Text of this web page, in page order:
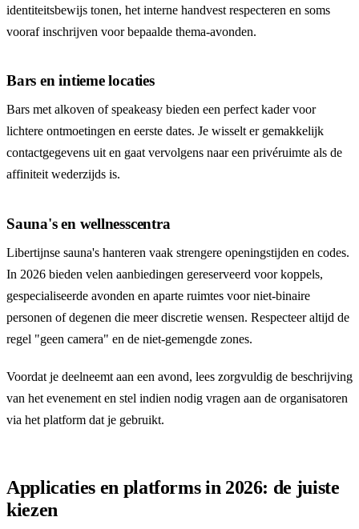
identiteitsbewijs tonen, het interne handvest respecteren en soms
vooraf inschrijven voor bepaalde thema-avonden.
Bars en intieme locaties
Bars met alkoven of speakeasy bieden een perfect kader voor
lichtere ontmoetingen en eerste dates. Je wisselt er gemakkelijk
contactgegevens uit en gaat vervolgens naar een privéruimte als de
affiniteit wederzijds is.
Sauna's en wellnesscentra
Libertijnse sauna's hanteren vaak strengere openingstijden en codes.
In 2026 bieden velen aanbiedingen gereserveerd voor koppels,
gespecialiseerde avonden en aparte ruimtes voor niet-binaire
personen of degenen die meer discretie wensen. Respecteer altijd de
regel "geen camera" en de niet-gemengde zones.
Voordat je deelneemt aan een avond, lees zorgvuldig de beschrijving
van het evenement en stel indien nodig vragen aan de organisatoren
via het platform dat je gebruikt.
Applicaties en platforms in 2026: de juiste
kiezen